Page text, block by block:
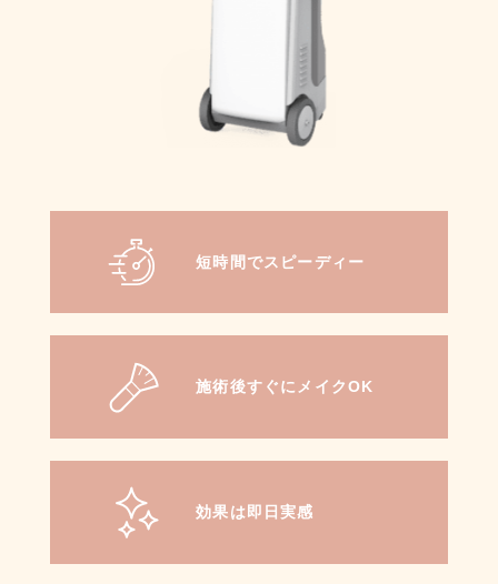
短時間でスピーディー
施術後すぐにメイクOK
効果は即日実感